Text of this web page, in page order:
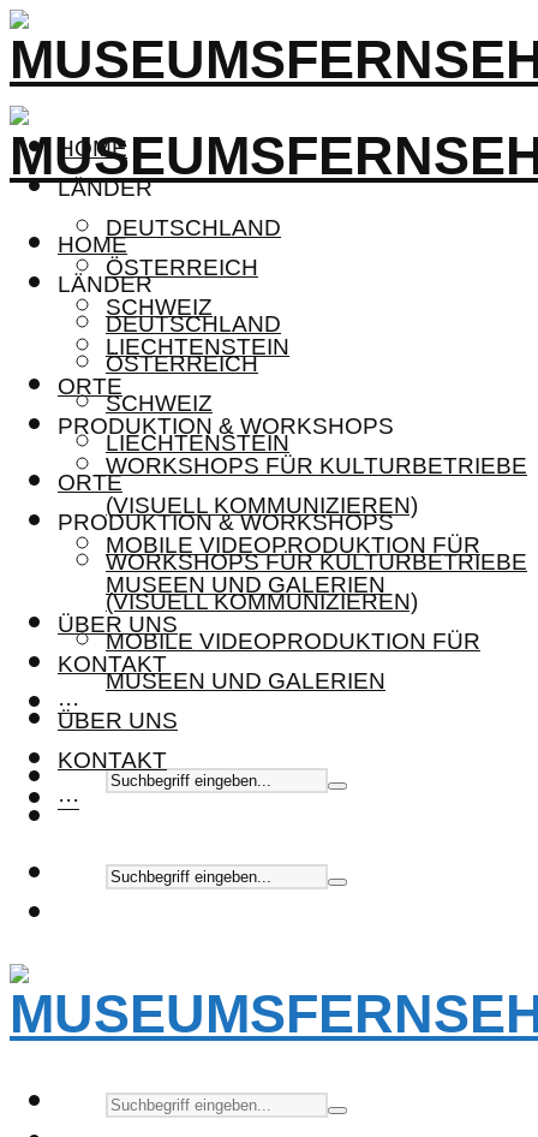
HOME
LÄNDER
DEUTSCHLAND
ÖSTERREICH
SCHWEIZ
LIECHTENSTEIN
ORTE
PRODUKTION & WORKSHOPS
WORKSHOPS FÜR KULTURBETRIEBE
(VISUELL KOMMUNIZIEREN)
MOBILE VIDEOPRODUKTION FÜR
MUSEEN UND GALERIEN
ÜBER UNS
KONTAKT
···
HOME
LÄNDER
DEUTSCHLAND
ÖSTERREICH
SCHWEIZ
LIECHTENSTEIN
ORTE
PRODUKTION & WORKSHOPS
WORKSHOPS FÜR KULTURBETRIEBE
(VISUELL KOMMUNIZIEREN)
MOBILE VIDEOPRODUKTION FÜR
MUSEEN UND GALERIEN
ÜBER UNS
KONTAKT
···